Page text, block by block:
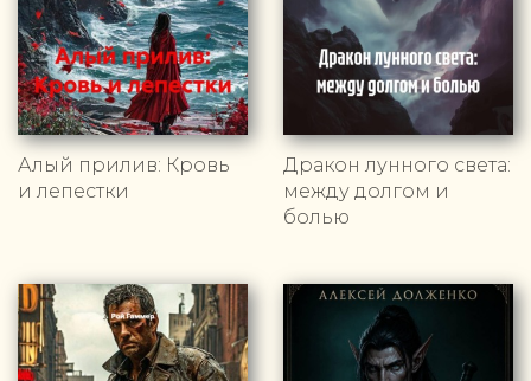
Алый прилив: Кровь
и лепестки
Дракон лунного света:
между долгом и
болью